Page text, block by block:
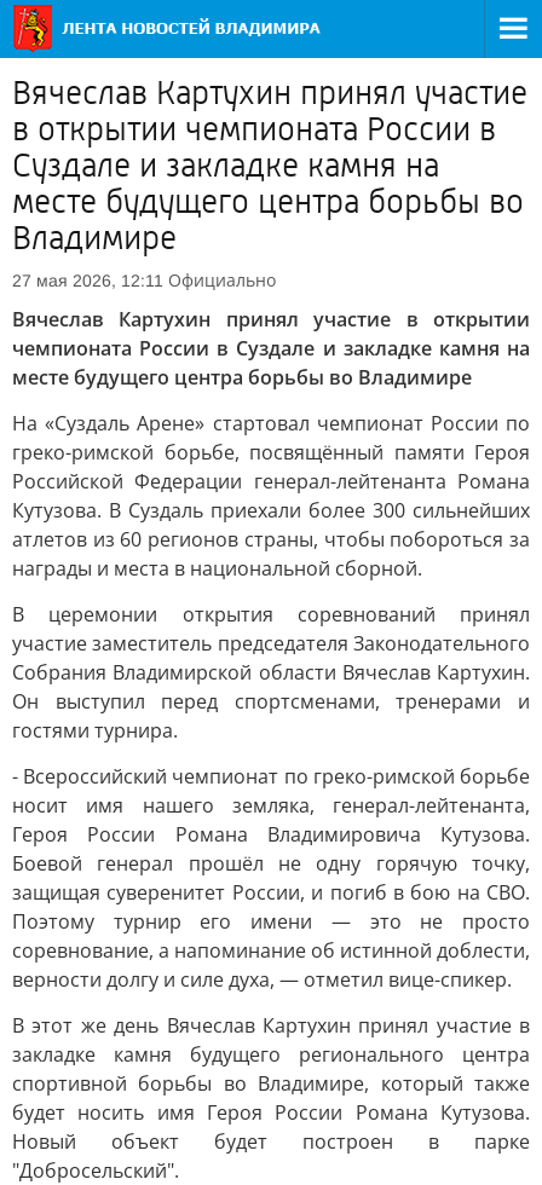
Вячеслав Картухин принял участие
в открытии чемпионата России в
Суздале и закладке камня на
месте будущего центра борьбы во
Владимире
27 мая 2026, 12:11 Официально
Вячеслав Картухин принял участие в открытии
чемпионата России в Суздале и закладке камня на
месте будущего центра борьбы во Владимире
На «Суздаль Арене» стартовал чемпионат России по
греко-римской борьбе, посвящённый памяти Героя
Российской Федерации генерал-лейтенанта Романа
Кутузова. В Суздаль приехали более 300 сильнейших
атлетов из 60 регионов страны, чтобы побороться за
награды и места в национальной сборной.
В церемонии открытия соревнований принял
участие заместитель председателя Законодательного
Собрания Владимирской области Вячеслав Картухин.
Он выступил перед спортсменами, тренерами и
гостями турнира.
- Всероссийский чемпионат по греко-римской борьбе
носит имя нашего земляка, генерал-лейтенанта,
Героя России Романа Владимировича Кутузова.
Боевой генерал прошёл не одну горячую точку,
защищая суверенитет России, и погиб в бою на СВО.
Поэтому турнир его имени — это не просто
соревнование, а напоминание об истинной доблести,
верности долгу и силе духа, — отметил вице-спикер.
В этот же день Вячеслав Картухин принял участие в
закладке камня будущего регионального центра
спортивной борьбы во Владимире, который также
будет носить имя Героя России Романа Кутузова.
Новый объект будет построен в парке
"Добросельский".